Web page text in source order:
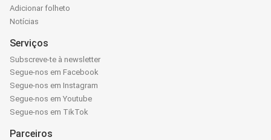
Adicionar folheto
Notícias
Serviços
Subscreve-te à newsletter
Segue-nos em Facebook
Segue-nos em Instagram
Segue-nos em Youtube
Segue-nos em TikTok
Parceiros